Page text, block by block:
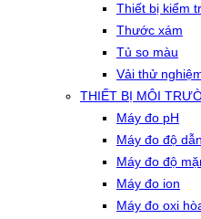
Thiết bị kiểm
Thước xám
Tủ so màu
Vải thử
THIẾT BỊ MÔI
Máy đo pH
Máy đo độ dẫn
Máy đo độ
Máy đo ion
Máy đo oxi